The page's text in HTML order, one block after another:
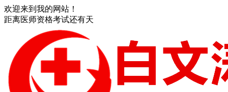
欢迎来到我的网站！
距离医师资格考试还有天